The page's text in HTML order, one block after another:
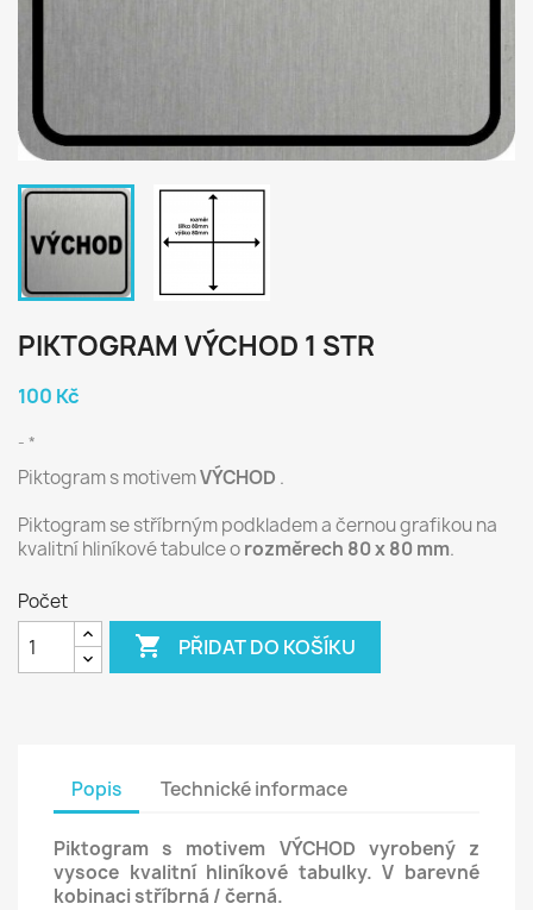
PIKTOGRAM VÝCHOD 1 STR
100 Kč
*
Piktogram s motivemVÝCHOD .
Piktogram se stříbrným podkladem a černou grafikou na
kvalitní hliníkové tabulce orozměrech 80 x 80 mm.
Počet
 PŘIDAT DO KOŠÍKU
Popis Technické informace
Piktogram s motivem VÝCHOD vyrobený z
vysoce kvalitní hliníkové tabulky. V barevné
kobinaci stříbrná / černá.